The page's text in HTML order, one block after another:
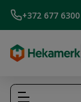
+372 677 6300